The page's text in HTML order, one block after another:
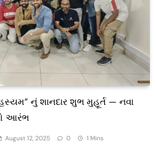
નું શાનદાર શુભ મુહૂર્ત — નવા
આરંભ
August 12, 2025 0 1 Mins